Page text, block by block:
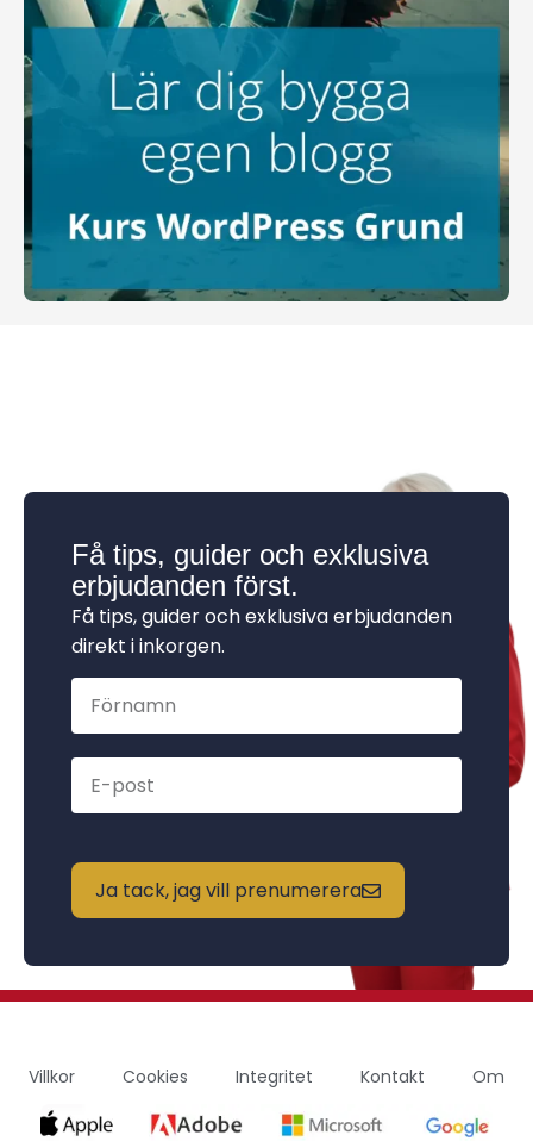
Få tips, guider och exklusiva
erbjudanden först.
Få tips, guider och exklusiva erbjudanden
direkt i inkorgen.
Ja tack, jag vill prenumerera
Villkor Cookies Integritet Kontakt Om